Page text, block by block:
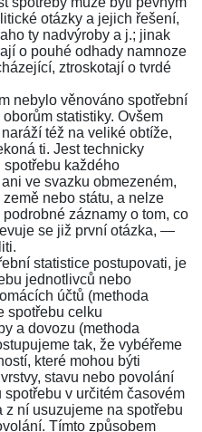
otázky a jejich řešení,
ty nadvýroby a j.; jinak
o pouhé odhady namnoze
ztroskotají o tvrdé
nebylo věnováno spotřební
statistiky. Ovšem
též na veliké obtíže,
ti. Jest technicky
každého
ve svazku obmezeném,
nebo státu, a nelze
záznamy o tom, co
se již první otázka, —
statistice postupovati, je
jednotlivců nebo
účtů (methoda
spotřebu celku
a dovozu (methoda
tak, že vybéřeme
které mohou býti
stavu nebo povolání
v určitém časovém
ní usuzujeme na spotřebu
Tímto způsobem